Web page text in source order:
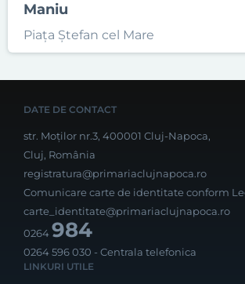
Maniu
Piața Ștefan cel Mare
DATE DE CONTACT
str. Moților nr.3, 400001 Cluj-Napoca,
Cluj, România
registratura@primariaclujnapoca.ro
Comunicare carte de identitate conform
carte_identitate@primariaclujnapoca.ro
0264984
0264 596 030 - Centrala telefonica
LINKURI UTILE